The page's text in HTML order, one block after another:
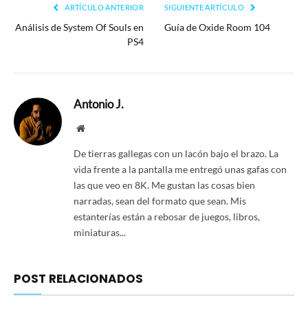
ARTÍCULO ANTERIOR
Análisis de System Of Souls en
PS4
SIGUIENTE ARTÍCULO
Guía de Oxide Room 104
Antonio J.
Website
De tierras gallegas con un lacón bajo el brazo. La
vida frente a la pantalla me entregó unas gafas con
las que veo en 8K. Me gustan las cosas bien
narradas, sean del formato que sean. Mis
estanterías están a rebosar de juegos, libros,
miniaturas...
POST RELACIONADOS